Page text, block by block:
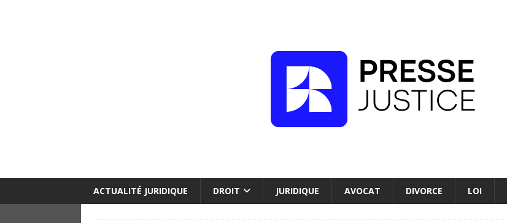
ACTUALITÉ JURIDIQUE DROIT JURIDIQUE AVOCAT DIVORCE LOI